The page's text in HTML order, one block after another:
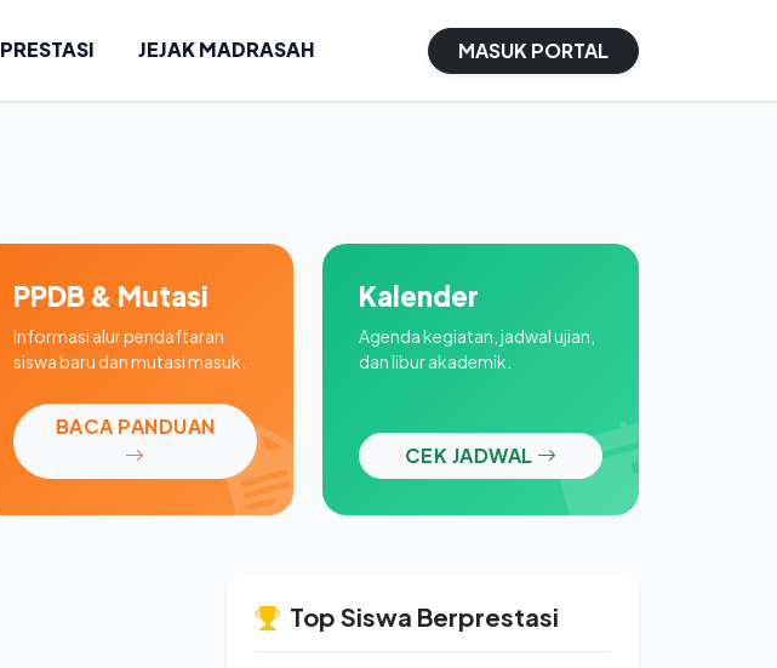
PRESTASI JEJAK MADRASAH MASUK PORTAL
PPDB & Mutasi
Informasi alur pendaftaran
siswa baru dan mutasi masuk.
BACA PANDUAN
Kalender
Agenda kegiatan, jadwal ujian,
dan libur akademik.
CEK JADWAL
Top Siswa Berprestasi